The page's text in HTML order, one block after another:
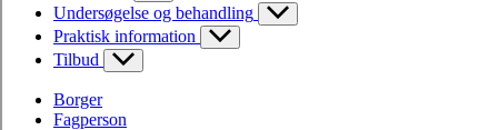
Undersøgelse og behandling
Praktisk information
Tilbud
Borger
Fagperson